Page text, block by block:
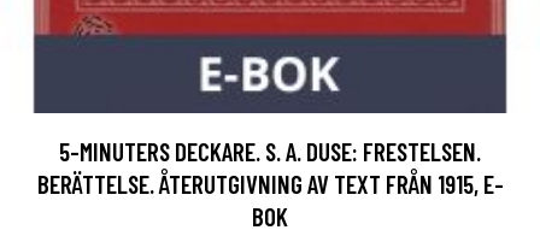
5-MINUTERS DECKARE. S. A. DUSE: FRESTELSEN.
BERÄTTELSE. ÅTERUTGIVNING AV TEXT FRÅN 1915, E-
BOK